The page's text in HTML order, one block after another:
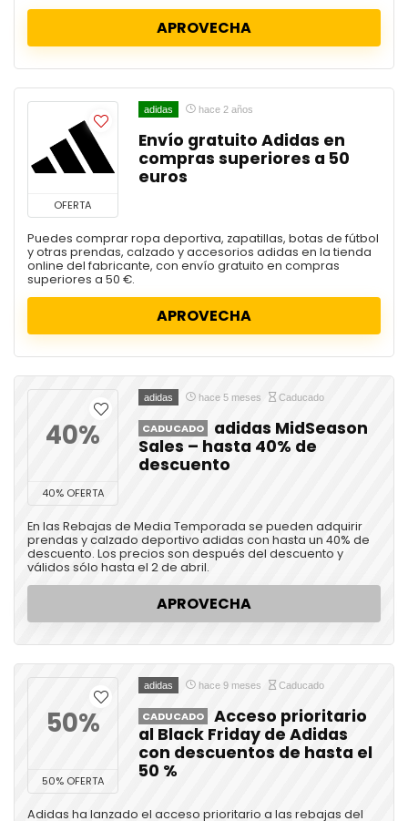
APROVECHA
OFERTA
adidas hace 2 años
Envío gratuito Adidas en
compras superiores a 50
euros
Puedes comprar ropa deportiva, zapatillas, botas de fútbol
y otras prendas, calzado y accesorios adidas en la tienda
online del fabricante, con envío gratuito en compras
superiores a 50 €.
APROVECHA
40%
40% OFERTA
adidas hace 5 meses Caducado
CADUCADO
adidas MidSeason
Sales – hasta 40% de
descuento
En las Rebajas de Media Temporada se pueden adquirir
prendas y calzado deportivo adidas con hasta un 40% de
descuento. Los precios son después del descuento y
válidos sólo hasta el 2 de abril.
APROVECHA
50%
50% OFERTA
adidas hace 9 meses Caducado
CADUCADO
Acceso prioritario
al Black Friday de Adidas
con descuentos de hasta el
50 %
Adidas ha lanzado el acceso prioritario a las rebajas del